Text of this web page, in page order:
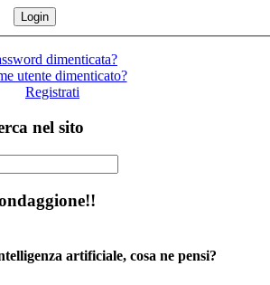
dimenticata?
utente dimenticato?
Registrati
nel sito
artificiale, cosa ne pensi?